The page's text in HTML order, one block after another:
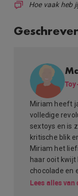
Hoe vaak heb
Miriam heeft
volledige
sextoys en is
kritische blik
Miriam het
haar ooit
chocolade en
Lees alles van